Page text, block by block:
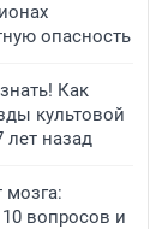
опасность
Как
культовой
лет назад
мозга:
10 вопросов и